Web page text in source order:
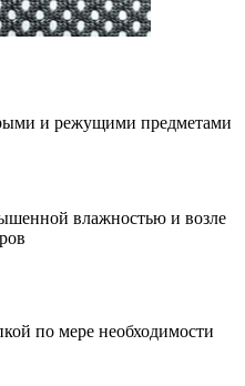
и режущими предметами
влажностью и возле
по мере необходимости